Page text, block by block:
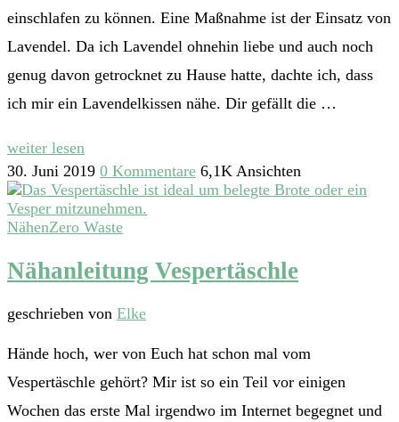
einschlafen zu können. Eine Maßnahme ist der Einsatz von
Lavendel. Da ich Lavendel ohnehin liebe und auch noch
genug davon getrocknet zu Hause hatte, dachte ich, dass
ich mir ein Lavendelkissen nähe. Dir gefällt die …
weiter lesen
30. Juni 2019 0 Kommentare 6,1K Ansichten
NähenZero Waste
Nähanleitung Vespertäschle
geschrieben von Elke
Hände hoch, wer von Euch hat schon mal vom
Vespertäschle gehört? Mir ist so ein Teil vor einigen
Wochen das erste Mal irgendwo im Internet begegnet und